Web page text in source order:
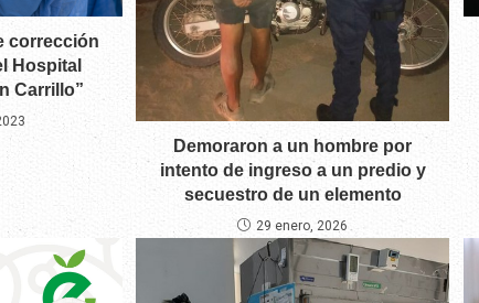
corrección
Hospital
Carrillo”
Demoraron a un hombre por
intento de ingreso a un predio y
secuestro de un elemento
29 enero, 2026